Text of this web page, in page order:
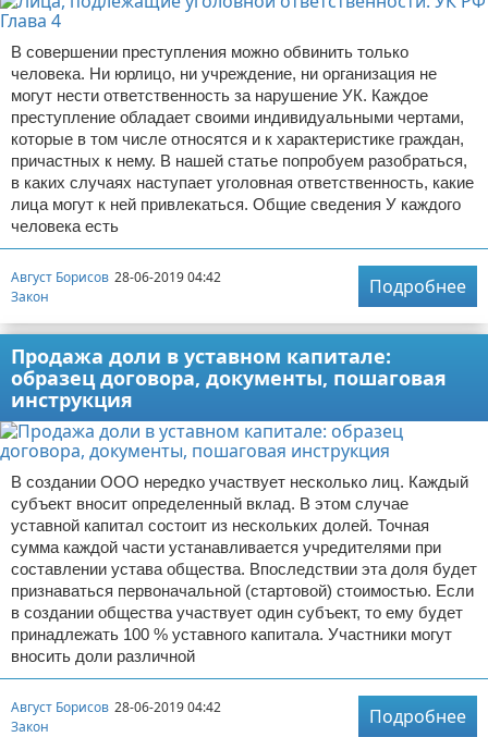
В совершении преступления можно обвинить только
человека. Ни юрлицо, ни учреждение, ни организация не
могут нести ответственность за нарушение УК. Каждое
преступление обладает своими индивидуальными чертами,
которые в том числе относятся и к характеристике граждан,
причастных к нему. В нашей статье попробуем разобраться,
в каких случаях наступает уголовная ответственность, какие
лица могут к ней привлекаться. Общие сведения У каждого
человека есть
Август Борисов 28-06-2019 04:42
Закон
Подробнее
Продажа доли в уставном капитале:
образец договора, документы, пошаговая
инструкция
В создании ООО нередко участвует несколько лиц. Каждый
субъект вносит определенный вклад. В этом случае
уставной капитал состоит из нескольких долей. Точная
сумма каждой части устанавливается учредителями при
составлении устава общества. Впоследствии эта доля будет
признаваться первоначальной (стартовой) стоимостью. Если
в создании общества участвует один субъект, то ему будет
принадлежать 100 % уставного капитала. Участники могут
вносить доли различной
Август Борисов 28-06-2019 04:42
Закон
Подробнее